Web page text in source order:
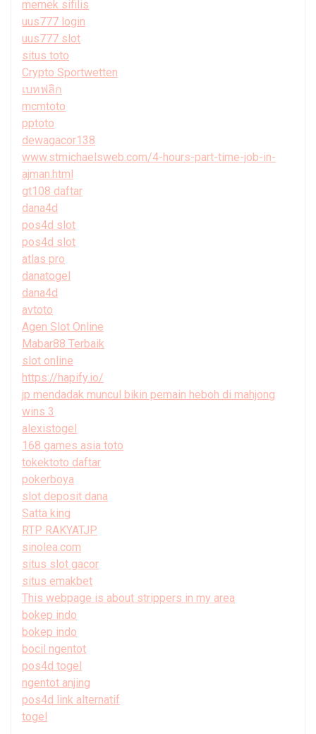
memek sifilis
uus777 login
uus777 slot
situs toto
Crypto Sportwetten
เบทฟลิก
mcmtoto
pptoto
dewagacor138
www.stmichaelsweb.com/4-hours-part-time-job-in-
ajman.html
gt108 daftar
dana4d
pos4d slot
pos4d slot
atlas pro
danatogel
dana4d
avtoto
Agen Slot Online
Mabar88 Terbaik
slot online
https://hapify.io/
jp mendadak muncul bikin pemain heboh di mahjong
wins 3
alexistogel
168 games asia toto
tokektoto daftar
pokerboya
slot deposit dana
Satta king
RTP RAKYATJP
sinolea.com
situs slot gacor
situs emakbet
This webpage is about strippers in my area
bokep indo
bokep indo
bocil ngentot
pos4d togel
ngentot anjing
pos4d link alternatif
togel